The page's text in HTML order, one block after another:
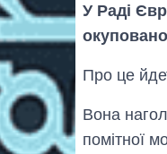
У Раді
Про це
Вона
помітної